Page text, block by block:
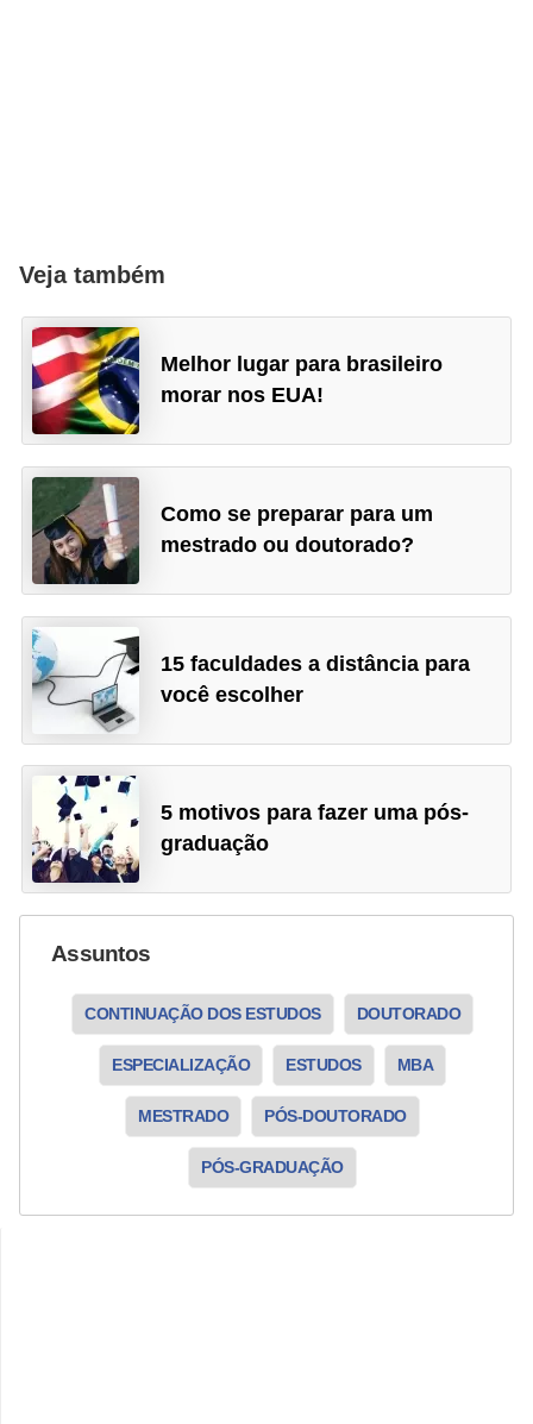
Veja também
Melhor lugar para brasileiro
morar nos EUA!
Como se preparar para um
mestrado ou doutorado?
15 faculdades a distância para
você escolher
5 motivos para fazer uma pós-
graduação
Assuntos
CONTINUAÇÃO DOS ESTUDOS DOUTORADO
ESPECIALIZAÇÃO ESTUDOS MBA
MESTRADO PÓS-DOUTORADO
PÓS-GRADUAÇÃO